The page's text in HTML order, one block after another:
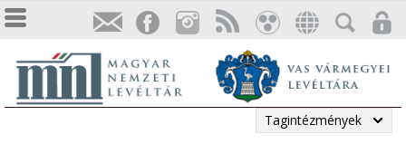
Tagintézmények